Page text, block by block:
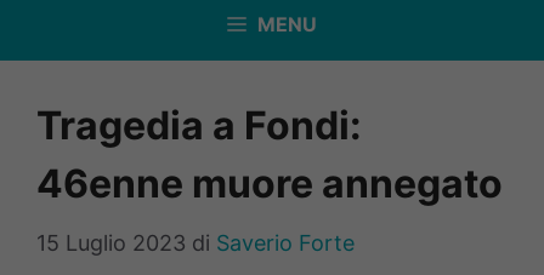
MENU
Tragedia a Fondi:
46enne muore annegato
15 Luglio 2023 di Saverio Forte